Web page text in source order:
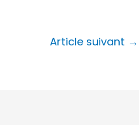
Article suivant →